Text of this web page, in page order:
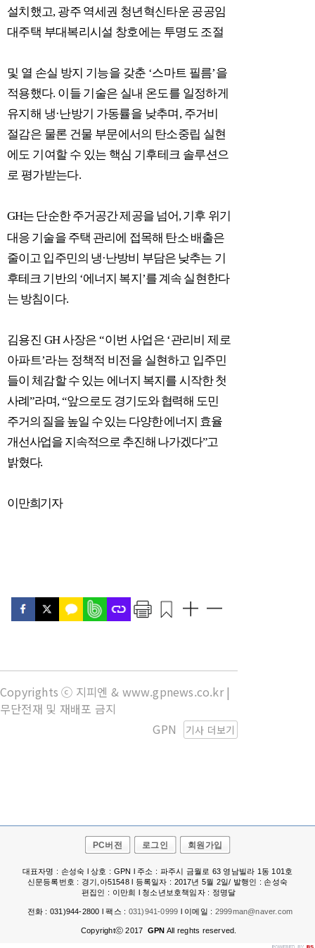
설치했고, 광주 역세권 청년혁신타운 공공임
대주택 부대복리시설 창호에는 투명도 조절
및 열 손실 방지 기능을 갖춘 ‘스마트 필름’을
적용했다. 이들 기술은 실내 온도를 일정하게
유지해 냉·난방기 가동률을 낮추며 , 주거비
절감은 물론 건물 부문에서의 탄소중립 실현
에도 기여할 수 있는 핵심 기후테크 솔루션으
로 평가받는다.
GH는 단순한 주거공간 제공을 넘어,기후 위기
대응 기술을 주택 관리에 접목해 탄소 배출은
줄이고 입주민의 냉·난방비 부담은 낮추는 기
후테크 기반의 ‘에너지 복지’를 계속 실현한다
는 방침이다.
김용진 GH사장은“이번 사업은 ‘관리비 제로
아파트’라는 정책적 비전을 실현하고 입주민
들이 체감할 수 있는 에너지 복지를 시작한 첫
사례”라며, “앞으로도 경기도와 협력해 도민
주거의 질을 높일 수 있는 다양한 에너지 효율
개선사업을 지속적으로 추진해 나가겠다”고
밝혔다.
이만희기자
Copyrights ⓒ 지피엔 & www.gpnews.co.kr |
무단전재 및 재배포 금지
기사 더보기
GPN
PC버전 로그인 회원가입
대표자명 : 손성숙 l 상호 : GPN l 주소 : 파주시 금월로 63 영남빌라 1동 101호
신문등록번호 : 경기,아51548 l 등록일자 : 2017년 5월 2일/ 발행인 : 손성숙
편집인 : 이만희 l 청소년보호책임자 : 정명달
전화 : 031)944-2800 l 팩스 : 031)941-0999 l 이메일 : 2999man@naver.com
Copyrightⓒ 2017 GPN All reghts reserved.